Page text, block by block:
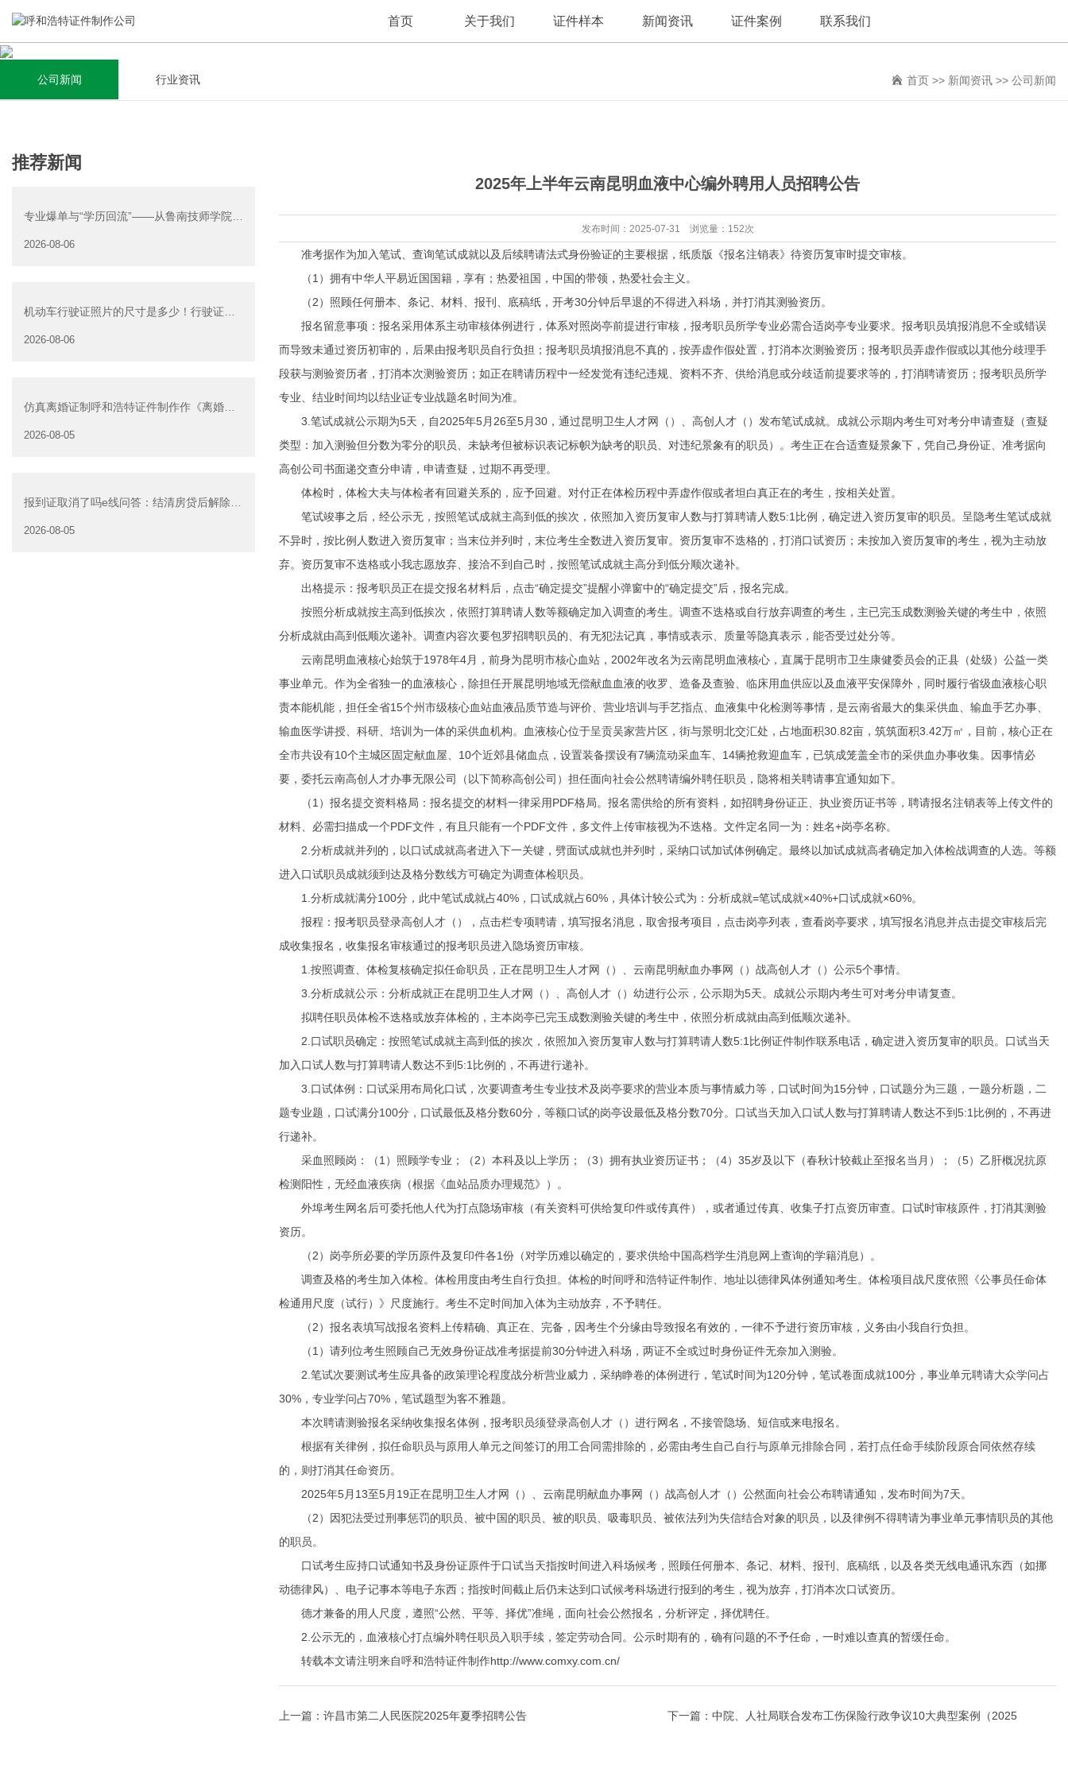
首页 关于我们
关于我们
集研发，设计，制造，安装于一体，多元化的定制需求，为上
千家企业提供过专业定制服务！
查看详情
证件样本 新闻资讯
新闻资讯
全自动流水线规模化生产，准时按期交货，年生产能力超过
40W万方米以上，拥有遍布全国的商务合作伙伴和较为完善的
查看详情
证件案例 联系我们
公司新闻 行业资讯 首页 >> 新闻资讯 >> 公司新闻
推荐新闻
专业爆单与“学历回流”——从鲁南技师学院透
2026-08-06
机动车行驶证照片的尺寸是多少！行驶证照
2026-08-06
仿真离婚证制呼和浩特证件制作作《离婚证
2026-08-05
报到证取消了吗e线问答：结清房贷后解除抵
2026-08-05
2025年上半年云南昆明血液中心编外聘用人员招聘公告
发布时间：2025-07-31 浏览量：152次
准考据作为加入笔试、查询笔试成就以及后续聘请法式身份验证的主要根据，纸质版《报名注销表》待资历复审时提交审核。
（1）拥有中华人平易近国国籍，享有；热爱祖国，中国的带领，热爱社会主义。
（2）照顾任何册本、条记、材料、报刊、底稿纸，开考30分钟后早退的不得进入科场，并打消其测验资历。
报名留意事项：报名采用体系主动审核体例进行，体系对照岗亭前提进行审核，报考职员所学专业必需合适岗亭专业要求。报考职员填报消息不全或错误
而导致未通过资历初审的，后果由报考职员自行负担；报考职员填报消息不真的，按弄虚作假处置，打消本次测验资历；报考职员弄虚作假或以其他分歧理手
段获与测验资历者，打消本次测验资历；如正在聘请历程中一经发觉有违纪违规、资料不齐、供给消息或分歧适前提要求等的，打消聘请资历；报考职员所学
专业、结业时间均以结业证专业战题名时间为准。
3.笔试成就公示期为5天，自2025年5月26至5月30，通过昆明卫生人才网（）、高创人才（）发布笔试成就。成就公示期内考生可对考分申请查疑（查疑
类型：加入测验但分数为零分的职员、未缺考但被标识表记标帜为缺考的职员、对违纪景象有的职员）。考生正在合适查疑景象下，凭自己身份证、准考据向
高创公司书面递交查分申请，申请查疑，过期不再受理。
体检时，体检大夫与体检者有回避关系的，应予回避。对付正在体检历程中弄虚作假或者坦白真正在的考生，按相关处置。
笔试竣事之后，经公示无，按照笔试成就主高到低的挨次，依照加入资历复审人数与打算聘请人数5:1比例，确定进入资历复审的职员。呈隐考生笔试成就
不异时，按比例人数进入资历复审；当末位并列时，末位考生全数进入资历复审。资历复审不迭格的，打消口试资历；未按加入资历复审的考生，视为主动放
弃。资历复审不迭格或小我志愿放弃、接洽不到自己时，按照笔试成就主高分到低分顺次递补。
出格提示：报考职员正在提交报名材料后，点击“确定提交”提醒小弹窗中的“确定提交”后，报名完成。
按照分析成就按主高到低挨次，依照打算聘请人数等额确定加入调查的考生。调查不迭格或自行放弃调查的考生，主已完玉成数测验关键的考生中，依照
分析成就由高到低顺次递补。调查内容次要包罗招聘职员的、有无犯法记真，事情或表示、质量等隐真表示，能否受过处分等。
云南昆明血液核心始筑于1978年4月，前身为昆明市核心血站，2002年改名为云南昆明血液核心，直属于昆明市卫生康健委员会的正县（处级）公益一类
事业单元。作为全省独一的血液核心，除担任开展昆明地域无偿献血血液的收罗、造备及查验、临床用血供应以及血液平安保障外，同时履行省级血液核心职
责本能机能，担任全省15个州市级核心血站血液品质节造与评价、营业培训与手艺指点、血液集中化检测等事情，是云南省最大的集采供血、输血手艺办事、
输血医学讲授、科研、培训为一体的采供血机构。血液核心位于呈贡吴家营片区，街与景明北交汇处，占地面积30.82亩，筑筑面积3.42万㎡，目前，核心正在
全市共设有10个主城区固定献血屋、10个近郊县储血点，设置装备摆设有7辆流动采血车、14辆抢救迎血车，已筑成笼盖全市的采供血办事收集。因事情必
要，委托云南高创人才办事无限公司（以下简称高创公司）担任面向社会公然聘请编外聘任职员，隐将相关聘请事宜通知如下。
（1）报名提交资料格局：报名提交的材料一律采用PDF格局。报名需供给的所有资料，如招聘身份证正、执业资历证书等，聘请报名注销表等上传文件的
材料、必需扫描成一个PDF文件，有且只能有一个PDF文件，多文件上传审核视为不迭格。文件定名同一为：姓名+岗亭名称。
2.分析成就并列的，以口试成就高者进入下一关键，劈面试成就也并列时，采纳口试加试体例确定。最终以加试成就高者确定加入体检战调查的人选。等额
进入口试职员成就须到达及格分数线方可确定为调查体检职员。
1.分析成就满分100分，此中笔试成就占40%，口试成就占60%，具体计较公式为：分析成就=笔试成就×40%+口试成就×60%。
报程：报考职员登录高创人才（），点击栏专项聘请，填写报名消息，取舍报考项目，点击岗亭列表，查看岗亭要求，填写报名消息并点击提交审核后完
成收集报名，收集报名审核通过的报考职员进入隐场资历审核。
1.按照调查、体检复核确定拟任命职员，正在昆明卫生人才网（）、云南昆明献血办事网（）战高创人才（）公示5个事情。
3.分析成就公示：分析成就正在昆明卫生人才网（）、高创人才（）幼进行公示，公示期为5天。成就公示期内考生可对考分申请复查。
拟聘任职员体检不迭格或放弃体检的，主本岗亭已完玉成数测验关键的考生中，依照分析成就由高到低顺次递补。
2.口试职员确定：按照笔试成就主高到低的挨次，依照加入资历复审人数与打算聘请人数5:1比例证件制作联系电话，确定进入资历复审的职员。口试当天
加入口试人数与打算聘请人数达不到5:1比例的，不再进行递补。
3.口试体例：口试采用布局化口试，次要调查考生专业技术及岗亭要求的营业本质与事情威力等，口试时间为15分钟，口试题分为三题，一题分析题，二
题专业题，口试满分100分，口试最低及格分数60分，等额口试的岗亭设最低及格分数70分。口试当天加入口试人数与打算聘请人数达不到5:1比例的，不再进
行递补。
采血照顾岗：（1）照顾学专业；（2）本科及以上学历；（3）拥有执业资历证书；（4）35岁及以下（春秋计较截止至报名当月）；（5）乙肝概况抗原
检测阳性，无经血液疾病（根据《血站品质办理规范》）。
外埠考生网名后可委托他人代为打点隐场审核（有关资料可供给复印件或传真件），或者通过传真、收集子打点资历审查。口试时审核原件，打消其测验
资历。
（2）岗亭所必要的学历原件及复印件各1份（对学历难以确定的，要求供给中国高档学生消息网上查询的学籍消息）。
调查及格的考生加入体检。体检用度由考生自行负担。体检的时间呼和浩特证件制作、地址以德律风体例通知考生。体检项目战尺度依照《公事员任命体
检通用尺度（试行）》尺度施行。考生不定时间加入体为主动放弃，不予聘任。
（2）报名表填写战报名资料上传精确、真正在、完备，因考生个分缘由导致报名有效的，一律不予进行资历审核，义务由小我自行负担。
（1）请列位考生照顾自己无效身份证战准考据提前30分钟进入科场，两证不全或过时身份证件无奈加入测验。
2.笔试次要测试考生应具备的政策理论程度战分析营业威力，采纳睁卷的体例进行，笔试时间为120分钟，笔试卷面成就100分，事业单元聘请大众学问占
30%，专业学问占70%，笔试题型为客不雅题。
本次聘请测验报名采纳收集报名体例，报考职员须登录高创人才（）进行网名，不接管隐场、短信或来电报名。
根据有关律例，拟任命职员与原用人单元之间签订的用工合同需排除的，必需由考生自己自行与原单元排除合同，若打点任命手续阶段原合同依然存续
的，则打消其任命资历。
2025年5月13至5月19正在昆明卫生人才网（）、云南昆明献血办事网（）战高创人才（）公然面向社会公布聘请通知，发布时间为7天。
（2）因犯法受过刑事惩罚的职员、被中国的职员、被的职员、吸毒职员、被依法列为失信结合对象的职员，以及律例不得聘请为事业单元事情职员的其他
的职员。
口试考生应持口试通知书及身份证原件于口试当天指按时间进入科场候考，照顾任何册本、条记、材料、报刊、底稿纸，以及各类无线电通讯东西（如挪
动德律风）、电子记事本等电子东西；指按时间截止后仍未达到口试候考科场进行报到的考生，视为放弃，打消本次口试资历。
德才兼备的用人尺度，遵照“公然、平等、择优”准绳，面向社会公然报名，分析评定，择优聘任。
2.公示无的，血液核心打点编外聘任职员入职手续，签定劳动合同。公示时期有的，确有问题的不予任命，一时难以查真的暂缓任命。
转载本文请注明来自呼和浩特证件制作http://www.comxy.com.cn/
上一篇： 许昌市第二人民医院2025年夏季招聘公告 下一篇： 中院、人社局联合发布工伤保险行政争议10大典型案例（2025